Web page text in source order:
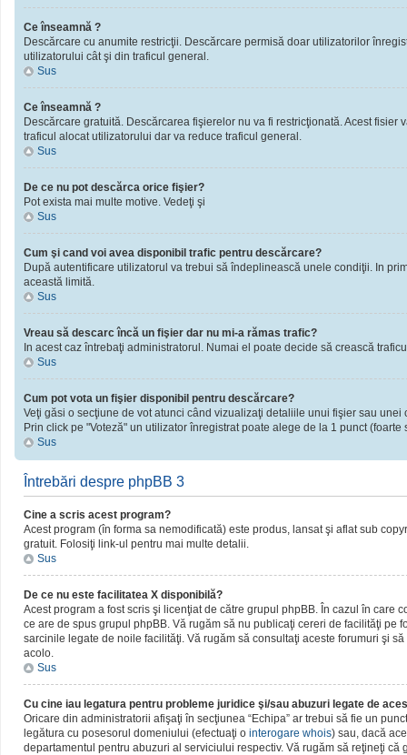
Ce înseamnă ?
Descărcare cu anumite restricţii. Descărcare permisă doar utilizatorilor
utilizatorului cât şi din traficul general.
Sus
Ce înseamnă ?
Descărcare gratuită. Descărcarea fişierelor nu va fi restricţionată. Acest
traficul alocat utilizatorului dar va reduce traficul general.
Sus
De ce nu pot descărca orice fişier?
Pot exista mai multe motive. Vedeţi şi
Sus
Cum şi cand voi avea disponibil trafic pentru descărcare?
După autentificare utilizatorul va trebui să îndeplinească unele condiţii. In
această limită.
Sus
Vreau să descarc încă un fişier dar nu mi-a rămas trafic?
In acest caz întrebaţi administratorul. Numai el poate decide să crească
Sus
Cum pot vota un fişier disponibil pentru descărcare?
Veţi găsi o secţiune de vot atunci când vizualizaţi detaliile unui fişier sau unei
Prin click pe "Voteză" un utilizator înregistrat poate alege de la 1 punct
Sus
Întrebări despre phpBB 3
Cine a scris acest program?
Acest program (în forma sa nemodificată) este produs, lansat şi aflat sub
gratuit. Folosiţi link-ul pentru mai multe detalii.
Sus
De ce nu este facilitatea X disponibilă?
Acest program a fost scris şi licenţiat de către grupul phpBB. În cazul în care
ce are de spus grupul phpBB. Vă rugăm să nu publicaţi cereri de facilităţi
sarcinile legate de noile facilităţi. Vă rugăm să consultaţi aceste forumuri şi
acolo.
Sus
Cu cine iau legatura pentru probleme juridice şi/sau abuzuri legate de
Oricare din administratorii afişaţi în secţiunea “Echipa” ar trebui să fie un
legătura cu posesorul domeniului (efectuaţi o interogare whois) sau, dacă
departamentul pentru abuzuri al serviciului respectiv. Vă rugăm să reţineţi că